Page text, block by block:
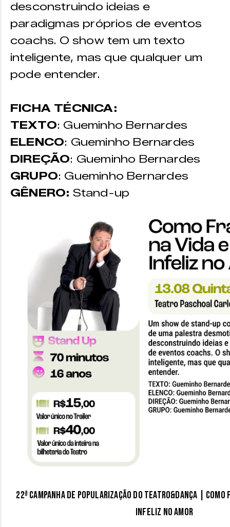
desconstruindo ideias e
paradigmas próprios de eventos
coachs. O show tem um texto
inteligente, mas que qualquer um
pode entender.
FICHA TÉCNICA:
TEXTO: Gueminho Bernardes
ELENCO: Gueminho Bernardes
DIREÇÃO: Gueminho Bernardes
GRUPO: Gueminho Bernardes
GÊNERO: Stand-up
22ª Campanha de Popularização do Teatro&Dança | Como
Infeliz no Amor